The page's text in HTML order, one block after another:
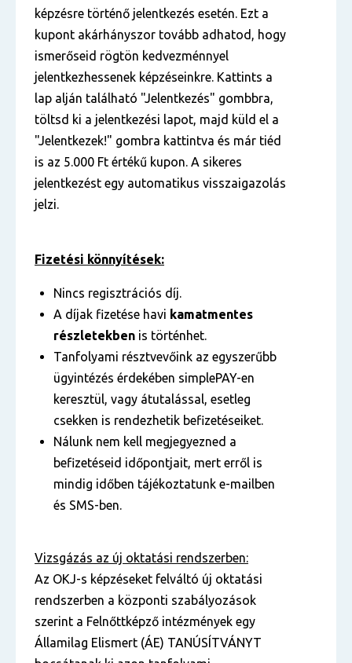
képzésre történő jelentkezés esetén. Ezt a
kupont akárhányszor tovább adhatod, hogy
ismerőseid rögtön kedvezménnyel
jelentkezhessenek képzéseinkre. Kattints a
lap alján található "Jelentkezés" gombbra,
töltsd ki a jelentkezési lapot, majd küld el a
"Jelentkezek!" gombra kattintva és már tiéd
is az 5.000 Ft értékű kupon. A sikeres
jelentkezést egy automatikus visszaigazolás
jelzi.
Fizetési könnyítések:
Nincs regisztrációs díj.
A díjak fizetése havi kamatmentes
részletekben is történhet.
Tanfolyami résztvevőink az egyszerűbb
ügyintézés érdekében simplePAY-en
keresztül, vagy átutalással, esetleg
csekken is rendezhetik befizetéseiket.
Nálunk nem kell megjegyezned a
befizetéseid időpontjait, mert erről is
mindig időben tájékoztatunk e-mailben
és SMS-ben.
Vizsgázás az új oktatási rendszerben:
Az OKJ-s képzéseket felváltó új oktatási
rendszerben a központi szabályozások
szerint a Felnőttképző intézmények egy
Államilag Elismert (ÁE) TANÚSÍTVÁNYT